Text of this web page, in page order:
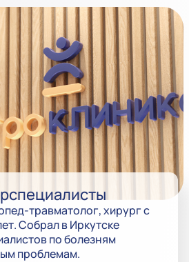
травматолог, хирург с
Собрал в Иркутске
по болезням
проблемам.